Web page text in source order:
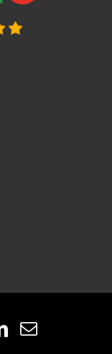
LinkedIn
E-